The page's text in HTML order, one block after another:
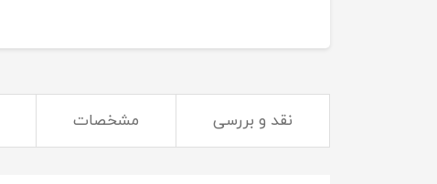
نقد و بررسی مشخصات